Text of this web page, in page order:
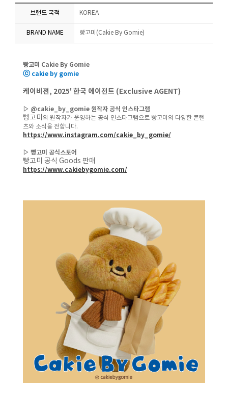
브랜드 국적 KOREA
BRAND NAME 빵고미(Cakie By Gomie)
빵고미 Cakie By Gomie
ⓒ cakie by gomie
케이비젼, 2025' 한국 에이전트 (Exclusive AGENT)
▷ @cakie_by_gomie 원작자 공식 인스타그램
빵고미 의 원작자가 운영하는 공식 인스타그램으로 빵고미의 다양한 콘텐
츠와 소식을 전합니다.
https://www.instagram.com/cakie_by_gomie/
▷ 빵고미 공식스토어
빵고미 공식 Goods 판매
https://www.cakiebygomie.com/